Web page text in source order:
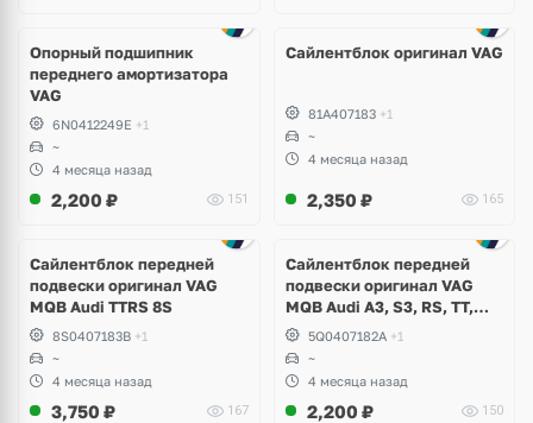
Опорный подшипник
переднего амортизатора
VAG
6N0412249E +1
~
4 месяца назад
2,200 ₽ 151
Сайлентблок оригинал VAG
81A407183 +1
~
4 месяца назад
2,350 ₽ 165
Сайлентблок передней
подвески оригинал VAG
MQB Audi TTRS 8S
8S0407183B +1
~
4 месяца назад
3,750 ₽ 167
Сайлентблок передней
подвески оригинал VAG
MQB Audi A3, S3, RS, TT,
TTRS, Skoda Octavia A7,
Kodiaq, Karoq, Superb,
Volkswagen Tiguan, Passat,
Golf
5Q0407182A +1
~
4 месяца назад
2,200 ₽ 150